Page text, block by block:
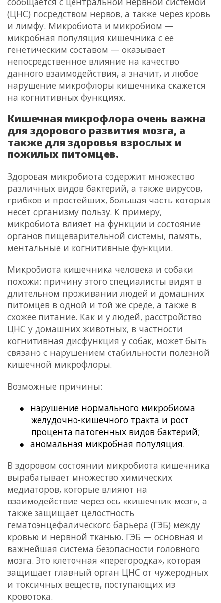
(ЦНС) посредством нервов, а также через кровь
и лимфу. Микробиота и микробиом —
микробная популяция кишечника с ее
генетическим составом — оказывает
непосредственное влияние на качество
данного взаимодействия, а значит, и любое
нарушение микрофлоры кишечника скажется
на когнитивных функциях.
Кишечная микрофлора очень важна
для здорового развития мозга, а
также для здоровья взрослых и
пожилых питомцев.
Здоровая микробиота содержит множество
различных видов бактерий, а также вирусов,
грибков и простейших, большая часть которых
несет организму пользу. К примеру,
микробиота влияет на функции и состояние
органов пищеварительной системы, память,
ментальные и когнитивные функции.
Микробиота кишечника человека и собаки
похожи: причину этого специалисты видят в
длительном проживании людей и домашних
питомцев в одной и той же среде, а также в
схожее питание. Как и у людей, расстройство
ЦНС у домашних животных, в частности
когнитивная дисфункция у собак, может быть
связано с нарушением стабильности полезной
кишечной микрофлоры.
Возможные причины:
● нарушение нормального микробиома
желудочно-кишечного тракта и рост
процента патогенных видов бактерий;
● аномальная микробная популяция.
В здоровом состоянии микробиота кишечника
вырабатывает множество химических
медиаторов, которые влияют на
взаимодействие через ось «кишечник-мозг», а
также защищает целостность
гематоэнцефалического барьера (ГЭБ) между
кровью и нервной тканью. ГЭБ — основная и
важнейшая система безопасности головного
мозга. Это клеточная «перегородка», которая
защищает главный орган ЦНС от чужеродных
и токсичных веществ, поступающих из
кровотока.